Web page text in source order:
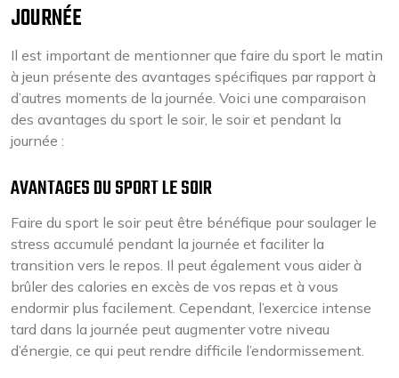
JOURNÉE
Il est important de mentionner que faire du sport le matin
à jeun présente des avantages spécifiques par rapport à
d’autres moments de la journée. Voici une comparaison
des avantages du sport le soir, le soir et pendant la
journée :
AVANTAGES DU SPORT LE SOIR
Faire du sport le soir peut être bénéfique pour soulager le
stress accumulé pendant la journée et faciliter la
transition vers le repos. Il peut également vous aider à
brûler des calories en excès de vos repas et à vous
endormir plus facilement. Cependant, l’exercice intense
tard dans la journée peut augmenter votre niveau
d’énergie, ce qui peut rendre difficile l’endormissement.